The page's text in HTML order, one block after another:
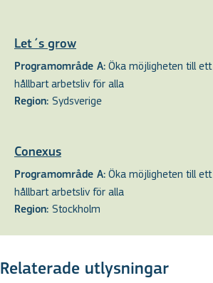
Let´s grow
Programområde A: Öka möjligheten till
hållbart arbetsliv för alla
Region: Sydsverige
Conexus
Programområde A: Öka möjligheten till
hållbart arbetsliv för alla
Region: Stockholm
Relaterade utlysningar